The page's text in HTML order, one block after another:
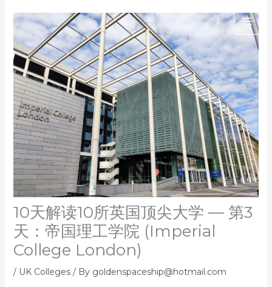
content
10天解读10所英国顶尖大学 — 第3
天：帝国理工学院 (Imperial
College London)
/ UK Colleges/ By goldenspaceship@hotmail.com